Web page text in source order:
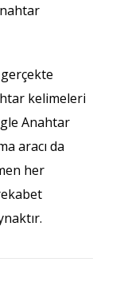
gerçekte
kelimeleri
Anahtar
aracı da
her